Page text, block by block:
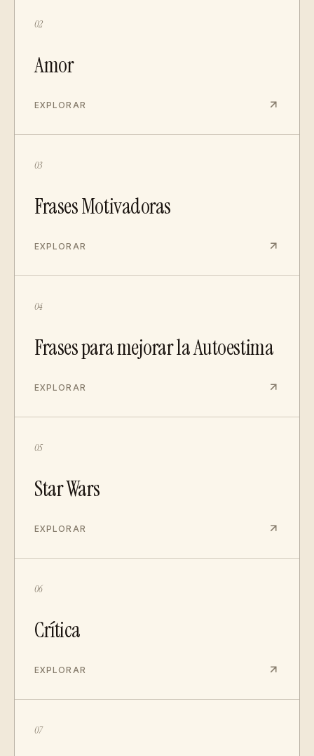
02
Amor
EXPLORAR
03
Frases Motivadoras
EXPLORAR
04
Frases para mejorar la Autoestima
EXPLORAR
05
Star Wars
EXPLORAR
06
Crítica
EXPLORAR
07